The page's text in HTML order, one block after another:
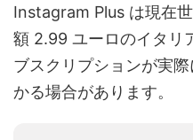
Instagram Plus は現在
額 2.99 ユーロのイタリ
ブスクリプションが実
かる場合があります。